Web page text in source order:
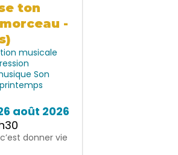
ton
-
musicale
Son
août 2026
donner vie